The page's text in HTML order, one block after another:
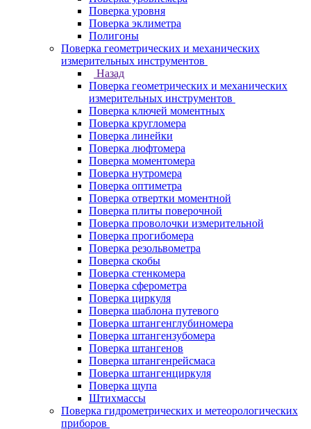
Поверка уровня
Поверка эклиметра
Полигоны
Поверка геометрических и механических
измерительных инструментов
Назад
Поверка геометрических и механических
измерительных инструментов
Поверка ключей моментных
Поверка кругломера
Поверка линейки
Поверка люфтомера
Поверка моментомера
Поверка нутромера
Поверка оптиметра
Поверка отвертки моментной
Поверка плиты поверочной
Поверка проволочки измерительной
Поверка прогибомера
Поверка резольвометра
Поверка скобы
Поверка стенкомера
Поверка сферометра
Поверка циркуля
Поверка шаблона путевого
Поверка штангенглубиномера
Поверка штангензубомера
Поверка штангенов
Поверка штангенрейсмаса
Поверка штангенциркуля
Поверка щупа
Штихмассы
Поверка гидрометрических и метеорологических
приборов